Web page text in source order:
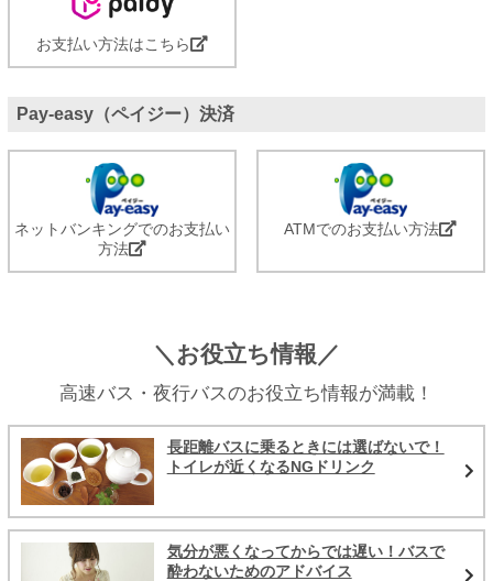
お支払い方法はこちら
Pay-easy（ペイジー）決済
ネットバンキングでのお支払い
方法
ATMでのお支払い方法
＼お役立ち情報／
高速バス・夜行バスのお役立ち情報が満載！
長距離バスに乗るときには選ばないで！
トイレが近くなるNGドリンク
気分が悪くなってからでは遅い！バスで
酔わないためのアドバイス